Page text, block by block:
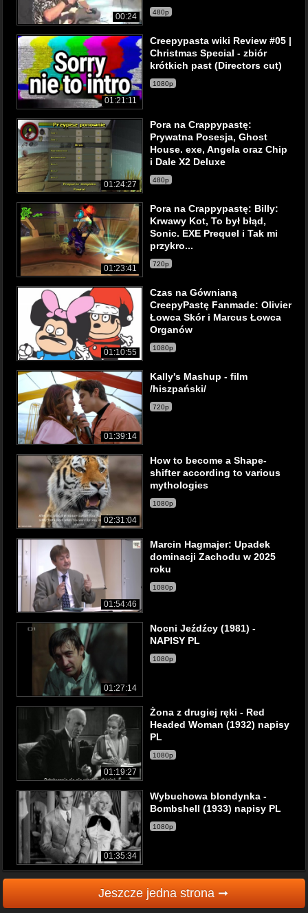
00:24 480p
01:21:11
Creepypasta wiki Review #05 |
Christmas Special - zbiór
krótkich past (Directors cut)
1080p
01:24:27
Pora na Crappypastę:
Prywatna Posesja, Ghost
House. exe, Angela oraz Chip
i Dale X2 Deluxe
480p
01:23:41
Pora na Crappypastę: Billy:
Krwawy Kot, To był błąd,
Sonic. EXE Prequel i Tak mi
przykro...
720p
01:10:55
Czas na Gównianą
CreepyPastę Fanmade: Olivier
Łowca Skór i Marcus Łowca
Organów
1080p
01:39:14
Kally's Mashup - film
/hiszpański/
720p
02:31:04
How to become a Shape-
shifter according to various
mythologies
1080p
01:54:46
Marcin Hagmajer: Upadek
dominacji Zachodu w 2025
roku
1080p
01:27:14
Nocni Jeźdźcy (1981) -
NAPISY PL
1080p
01:19:27
Żona z drugiej ręki - Red
Headed Woman (1932) napisy
PL
1080p
01:35:34
Wybuchowa blondynka -
Bombshell (1933) napisy PL
1080p
Jeszcze jedna strona ➞